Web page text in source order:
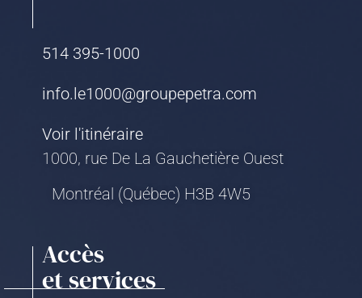
514 395-1000
info.le1000@groupepetra.com
Voir l'itinéraire
1000, rue De La Gauchetière Ouest
Montréal (Québec) H3B 4W5
Accès
et services